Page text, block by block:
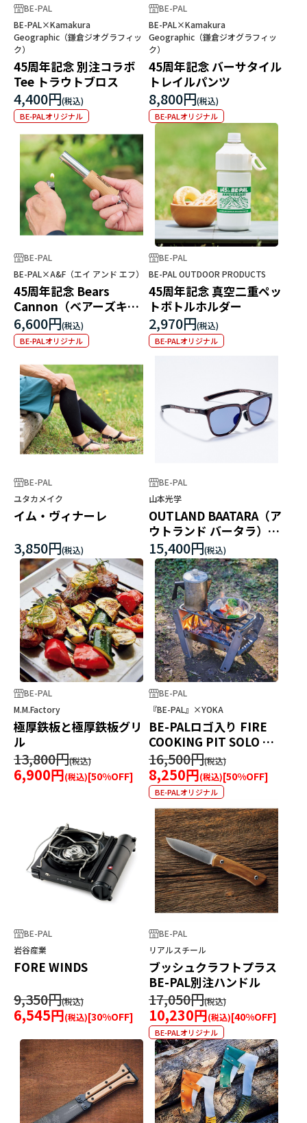
BE-PAL
BE-PAL×Kamakura
Geographic（鎌倉ジオグラフィッ
ク）
45周年記念 別注コラボ
Tee トラウトブロス
4,400円
BE-PALオリジナル
BE-PAL
BE-PAL×Kamakura
Geographic（鎌倉ジオグラフィッ
ク）
45周年記念 バーサタイル
トレイルパンツ
8,800円
BE-PALオリジナル
BE-PAL
BE-PAL×A&F（エイ アンド エフ）
45周年記念 Bears
Cannon（ベアーズキャ
ノン）
6,600円
BE-PALオリジナル
BE-PAL
BE-PAL OUTDOOR PRODUCTS
45周年記念 真空二重ペッ
トボトルホルダー
2,970円
BE-PALオリジナル
BE-PAL
ユタカメイク
イム・ヴィナーレ
3,850円
BE-PAL
山本光学
OUTLAND BAATARA（ア
ウトランド バータラ）第
2世代モデル
15,400円
BE-PAL
M.M.Factory
極厚鉄板と極厚鉄板グリ
ル
13,800円
6,900円 [50%OFF]
BE-PAL
『BE-PAL』×YOKA
BE-PALロゴ入り FIRE
COOKING PIT SOLO 麻
袋付きセット
16,500円
8,250円 [50%OFF]
BE-PALオリジナル
BE-PAL
岩谷産業
FORE WINDS
9,350円
6,545円 [30%OFF]
BE-PAL
リアルスチール
ブッシュクラフトプラス
BE-PAL別注ハンドル
17,050円
10,230円 [40%OFF]
BE-PALオリジナル